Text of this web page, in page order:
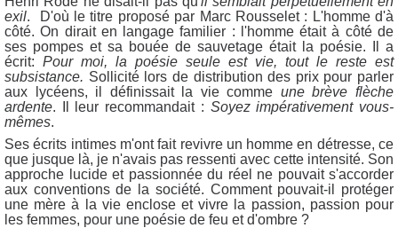
exil. D'où le titre proposé par Marc Rousselet : L'homme d'à
côté. On dirait en langage familier : l'homme était à côté de
ses pompes et sa bouée de sauvetage était la poésie. Il a
écrit: Pour moi, la poésie seule est vie, tout le reste est
subsistance. Sollicité lors de distribution des prix pour parler
aux lycéens, il définissait la vie comme une brève flèche
ardente. Il leur recommandait : Soyez impérativement vous-
mêmes.
Ses écrits intimes m'ont fait revivre un homme en détresse, ce
que jusque là, je n'avais pas ressenti avec cette intensité. Son
approche lucide et passionnée du réel ne pouvait s'accorder
aux conventions de la société. Comment pouvait-il protéger
une mère à la vie enclose et vivre la passion, passion pour
les femmes, pour une poésie de feu et d'ombre ?